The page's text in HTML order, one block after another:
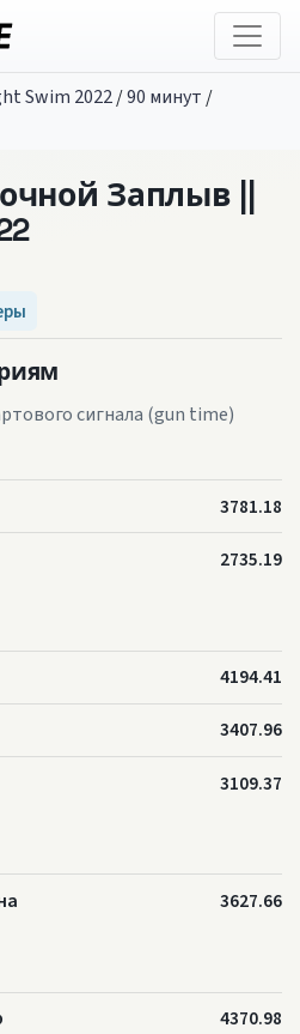
Swim 2022/90 минут /
Заплыв ||
сигнала (gun time)
3781.18
2735.19
4194.41
3407.96
3109.37
3627.66
4370.98